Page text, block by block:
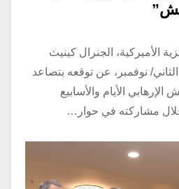
الأميركية، الجنرال كينيث
23 تشرين الثاني/ نوفمبر، عن توقعه بتصاعد
الأيام والأسابيع
مشاركته في حوار…